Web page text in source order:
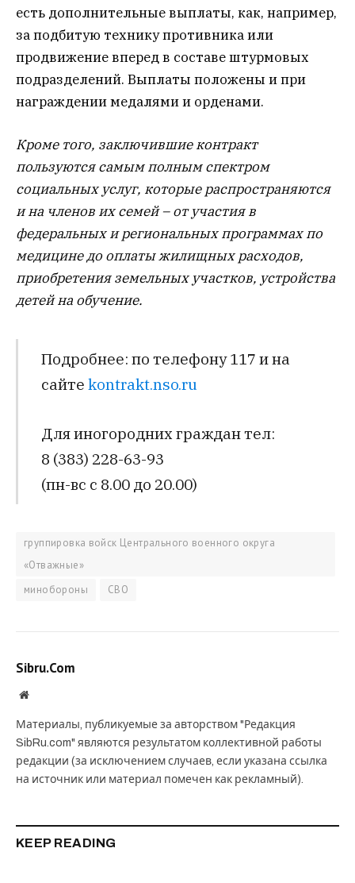
есть дополнительные выплаты, как, например,
за подбитую технику противника или
продвижение вперед в составе штурмовых
подразделений. Выплаты положены и при
награждении медалями и орденами.
Кроме того, заключившие контракт
пользуются самым полным спектром
социальных услуг, которые распространяются
и на членов их семей – от участия в
федеральных и региональных программах по
медицине до оплаты жилищных расходов,
приобретения земельных участков, устройства
детей на обучение.
Подробнее: по телефону 117 и на
сайте kontrakt.nso.ru
Для иногородних граждан тел:
8 (383) 228-63-93
(пн-вс с 8.00 до 20.00)
группировка войск Центрального военного округа
«Отважные»
минобороны
СВО
Sibru.Com
Website
Материалы, публикуемые за авторством "Редакция
SibRu.com" являются результатом коллективной работы
редакции (за исключением случаев, если указана ссылка
на источник или материал помечен как рекламный).
KEEP READING